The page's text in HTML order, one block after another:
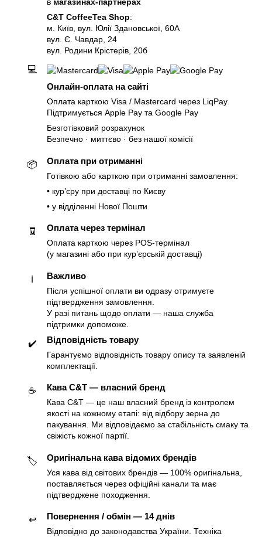
в магазинах-партнерах
C&T CoffeeTea Shop:
м. Київ, вул. Юлії Здановської, 60А
вул. Є. Чавдар, 24
вул. Родини Крістерів, 20б
💻
Онлайн-оплата на сайті
Оплата карткою Visa / Mastercard через LiqPay
Підтримується Apple Pay та Google Pay
Безготівковий розрахунок
Безпечно · миттєво · без нашої комісії
📦 Оплата при отриманні
Готівкою або карткою при отриманні замовлення:
• курʼєру при доставці по Києву
• у відділенні Нової Пошти
🧾 Оплата через термінал
Оплата карткою через POS-термінал
(у магазині або при курʼєрській доставці)
ℹ️ Важливо
Після успішної оплати ви одразу отримуєте
підтвердження замовлення.
У разі питань щодо оплати — наша служба
підтримки допоможе.
✔️ Відповідність товару
Гарантуємо відповідність товару опису та заявленій
комплектації.
☕️ Кава C&T — власний бренд
Кава C&T — це наш власний бренд із контролем
якості на кожному етапі: від відбору зерна до
пакування. Ми відповідаємо за стабільність смаку та
свіжість кожної партії.
🏷 Оригінальна кава відомих брендів
Уся кава від світових брендів — 100% оригінальна,
поставляється через офіційні канали та має
підтверджене походження.
↩️ Повернення / обмін — 14 днів
Відповідно до законодавства України. Техніка